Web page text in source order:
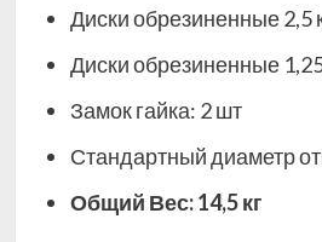
Диски обрезиненные 2,5
Диски обрезиненные
Замок гайка: 2 шт
Стандартный диаметр
Общий Вес: 14,5 кг​